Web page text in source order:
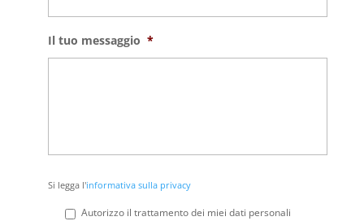
Il tuo messaggio *
Si
legga
l'informativa
Si legga l'informativa sulla privacy
Autorizzo il trattamento dei miei dati personali